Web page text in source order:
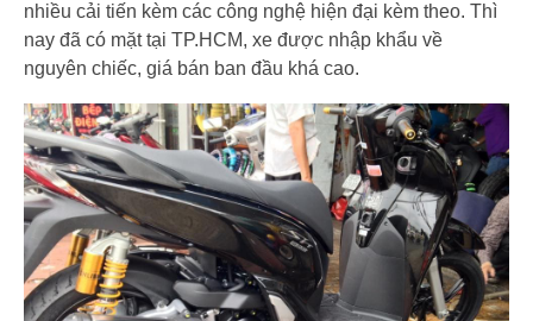
nhiều cải tiến kèm các công nghệ hiện đại kèm theo. Thì
nay đã có mặt tại TP.HCM, xe được nhập khẩu về
nguyên chiếc, giá bán ban đầu khá cao.